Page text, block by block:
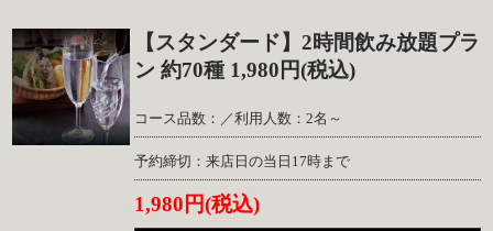
【スタンダード】2時間飲み放題プラ
ン 約70種 1,980円(税込)
コース品数：／利用人数：2名～
予約締切：来店日の当日17時まで
1,980円(税込)